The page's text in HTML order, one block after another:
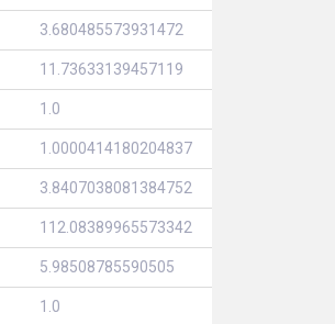
3.680485573931472
11.73633139457119
1.0
1.0000414180204837
3.8407038081384752
112.08389965573342
5.98508785590505
1.0